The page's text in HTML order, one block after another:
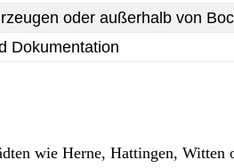
oder außerhalb von
Dokumentation
wie Herne, Hattingen, Witten